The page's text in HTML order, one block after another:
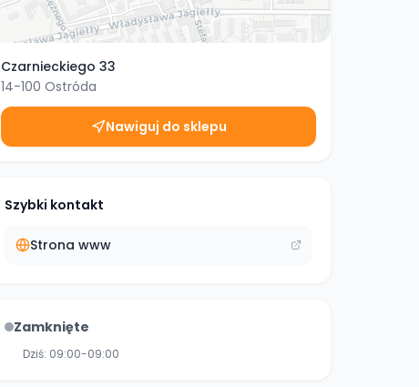
Czarnieckiego 33
14-100 Ostróda
Nawiguj do sklepu
Szybki kontakt
Strona www
Zamknięte
Dziś: 09:00-09:00